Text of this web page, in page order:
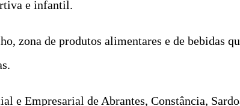
e infantil.
zona de produtos alimentares e de bebidas
e Empresarial de Abrantes, Constância,